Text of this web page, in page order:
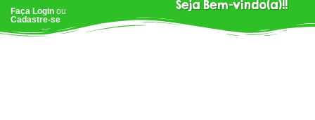
Faça Login ou
Cadastre-se
Seja Bem-vindo(a)!!